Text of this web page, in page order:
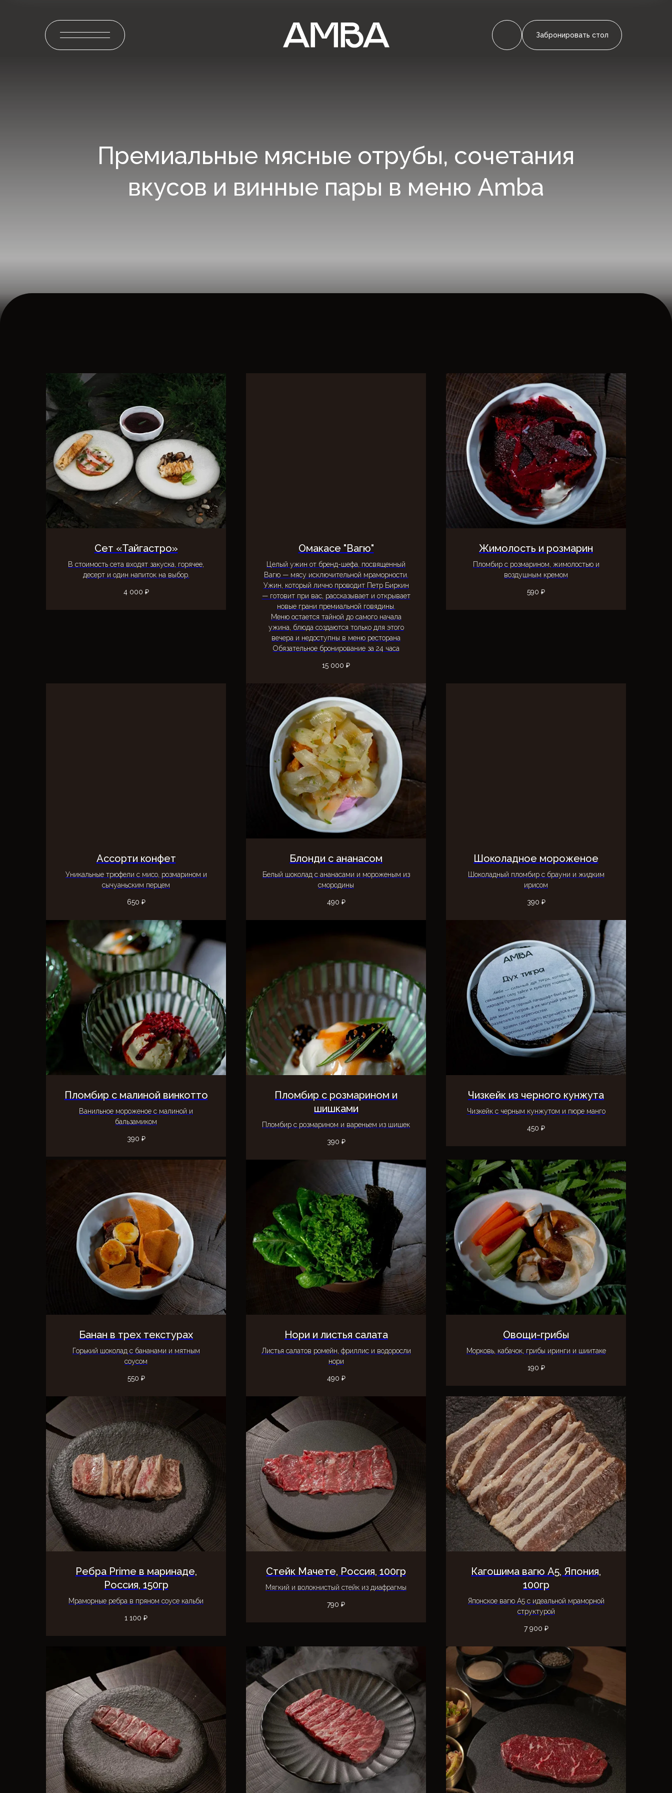
Забронировать стол
Премиальные мясные отрубы, сочетания
вкусов и винные пары в меню Amba
Сет «Тайгастро»
В стоимость сета входят закуска, горячее,
десерт и один напиток на выбор.
4 000 ₽
Омакасе "Вагю"
Целый ужин от бренд-шефа, посвященный
Вагю — мясу исключительной мраморности.
Ужин, который лично проводит Петр Биркин
— готовит при вас, рассказывает и открывает
новые грани премиальной говядины.
Меню остается тайной до самого начала
ужина, блюда создаются только для этого
вечера и недоступны в меню ресторана
Обязательное бронирование за 24 часа
15 000 ₽
Жимолость и розмарин
Пломбир с розмарином, жимолостью и
воздушным кремом
590 ₽
Ассорти конфет
Уникальные трюфели с мисо, розмарином и
сычуаньским перцем
650 ₽
Блонди с ананасом
Белый шоколад с ананасами и мороженым из
смородины
490 ₽
Шоколадное мороженое
Шоколадный пломбир с брауни и жидким
ирисом
390 ₽
Пломбир с малиной винкотто
Ванильное мороженое с малиной и
бальзамиком
390 ₽
Пломбир с розмарином и
шишками
Пломбир с розмарином и вареньем из шишек
390 ₽
Чизкейк из черного кунжута
Чизкейк с черным кунжутом и пюре манго
450 ₽
Банан в трех текстурах
Горький шоколад с бананами и мятным
соусом
550 ₽
Нори и листья салата
Листья салатов ромейн, фриллис и водоросли
нори
490 ₽
Овощи-грибы
Морковь, кабачок, грибы иринги и шиитаке
190 ₽
Ребра Prime в маринаде,
Россия, 150гр
Мраморные ребра в пряном соусе кальби
1 100 ₽
Стейк Мачете, Россия, 100гр
Мягкий и волокнистый стейк из диафрагмы
790 ₽
Кагошима вагю А5, Япония,
100гр
Японское вагю А5 с идеальной мраморной
структурой
7 900 ₽